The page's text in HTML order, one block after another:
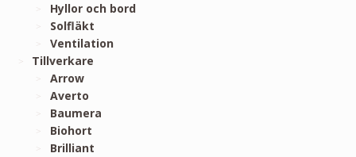
Hyllor och bord
Solfläkt
Ventilation
Tillverkare
Arrow
Averto
Baumera
Biohort
Brilliant